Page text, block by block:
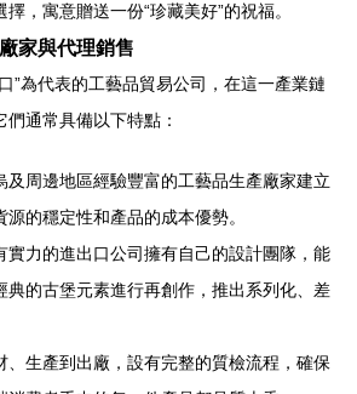
，寓意贈送一份“珍藏美好”的祝福。
家與代理銷售
”為代表的工藝品貿易公司，在這一產業鏈
通常具備以下特點：
及周邊地區經驗豐富的工藝品生產廠家建立
的穩定性和產品的成本優勢。
實力的進出口公司擁有自己的設計團隊，能
典的古堡元素進行再創作，推出系列化、差
、生產到出廠，設有完整的質檢流程，確保